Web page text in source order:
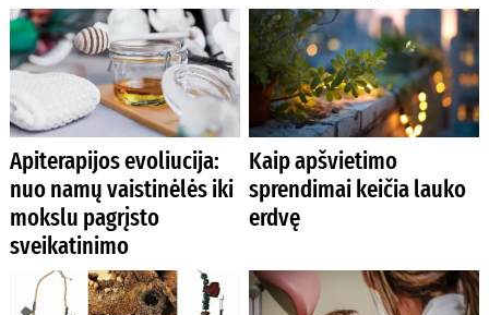
Apiterapijos evoliucija:
nuo namų vaistinėlės iki
mokslu pagrįsto
sveikatinimo
Kaip apšvietimo
sprendimai keičia lauko
erdvę